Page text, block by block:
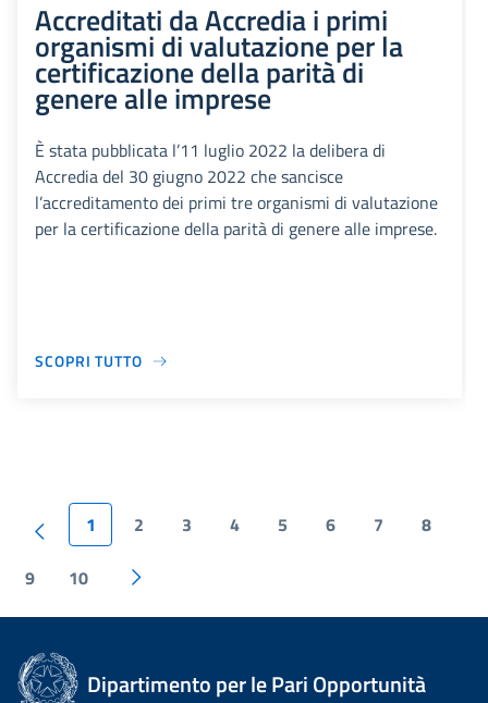
Accreditati da Accredia i primi
organismi di valutazione per la
certificazione della parità di
genere alle imprese
È stata pubblicata l’11 luglio 2022 la delibera di
Accredia del 30 giugno 2022 che sancisce
l’accreditamento dei primi tre organismi di valutazione
per la certificazione della parità di genere alle imprese.
SCOPRI TUTTO
1 2 3 4 5 6 7 8
9 10
Dipartimento per le Pari Opportunità